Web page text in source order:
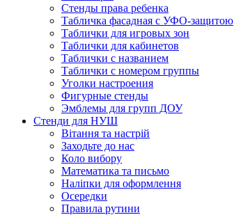
Стенды права ребенка
Табличка фасадная с УФО-защитою
Таблички для игровых зон
Таблички для кабинетов
Таблички с названием
Таблички с номером группы
Уголки настроения
Фигурные стенды
Эмблемы для групп ДОУ
Стенди для НУШ
Вітання та настрій
Заходьте до нас
Коло вибору
Математика та письмо
Наліпки для оформлення
Осередки
Правила рутини